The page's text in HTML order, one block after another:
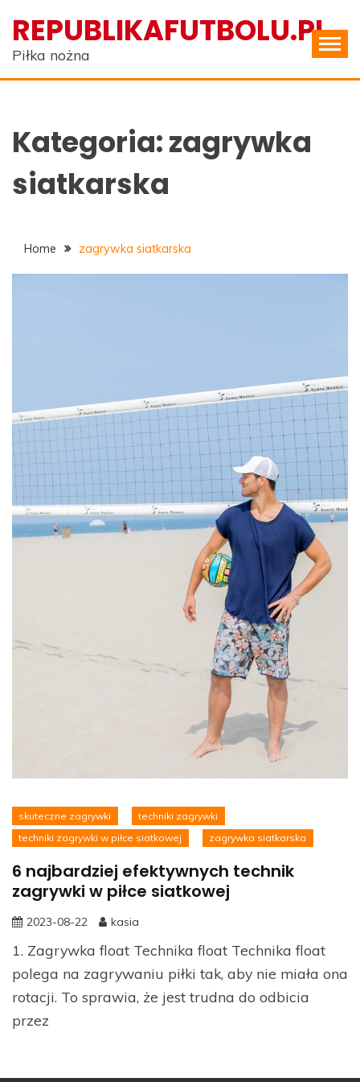
content
REPUBLIKAFUTBOLU.PL
Piłka nożna
Kategoria:zagrywka
siatkarska
Home zagrywka siatkarska
skuteczne zagrywki
techniki zagrywki
techniki zagrywki w piłce siatkowej
zagrywka siatkarska
6 najbardziej efektywnych technik
zagrywki w piłce siatkowej
2023-08-22 kasia
1. Zagrywka float Technika float Technika float
polega na zagrywaniu piłki tak, aby nie miała ona
rotacji. To sprawia, że jest trudna do odbicia
przez